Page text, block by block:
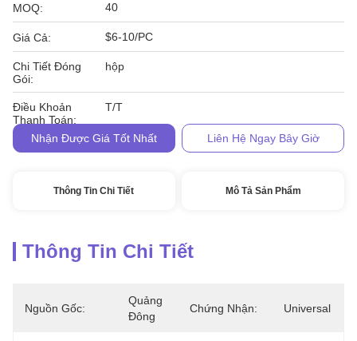
MOQ: 40
Giá Cả: $6-10/PC
Chi Tiết Đóng
Gói:
hộp
Điều Khoản
Thanh Toán:
T/T
Nhận Được Giá Tốt Nhất Liên Hệ Ngay Bây Giờ
Thông Tin Chi Tiết Mô Tả Sản Phẩm
Thông Tin Chi Tiết
Nguồn Gốc:
Quảng
Đông
Chứng Nhận: Universal